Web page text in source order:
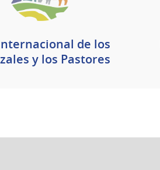
de los
y los Pastores